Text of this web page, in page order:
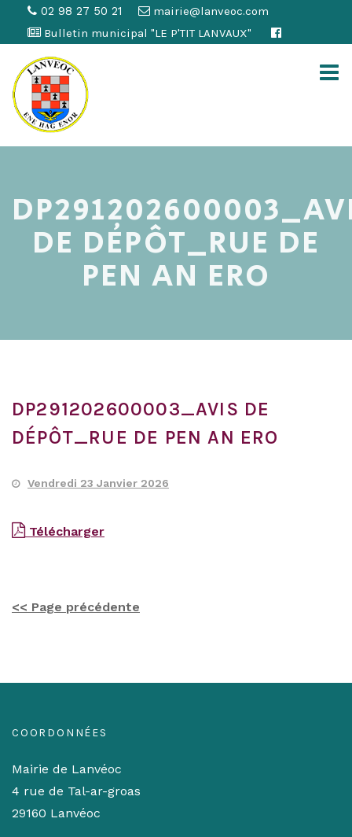
02 98 27 50 21
mairie@lanveoc.com
Bulletin municipal "LE P'TIT LANVAUX"
DE DÉPÔT_RUE DE
PEN AN ERO
DP291202600003_AVIS DE
DÉPÔT_RUE DE PEN AN ERO
Vendredi 23 Janvier 2026
Télécharger
<< Page précédente
COORDONNÉES
Mairie de Lanvéoc
4 rue de Tal-ar-groas
29160 Lanvéoc